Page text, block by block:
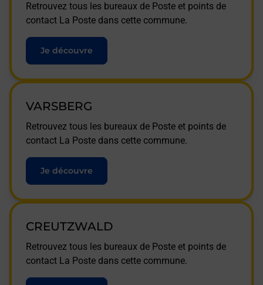
Retrouvez tous les bureaux de Poste et points de
contact La Poste dans cette commune.
Je découvre
VARSBERG
Retrouvez tous les bureaux de Poste et points de
contact La Poste dans cette commune.
Je découvre
CREUTZWALD
Retrouvez tous les bureaux de Poste et points de
contact La Poste dans cette commune.